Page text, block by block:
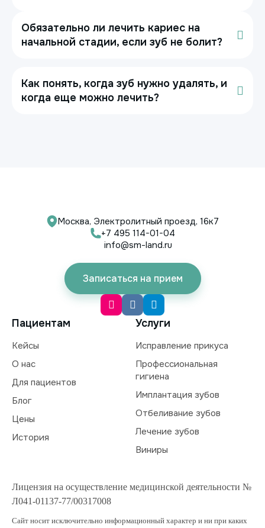
Обязательно ли лечить кариес на
начальной стадии, если зуб не болит?
Как понять, когда зуб нужно удалять, и
когда еще можно лечить?
Москва, Электролитный проезд, 16к7
+7 495 114-01-04
info@sm-land.ru
Записаться на прием
Пациентам
Кейсы
О нас
Для пациентов
Блог
Цены
История
Услуги
Исправление прикуса
Профессиональная
гигиена
Имплантация зубов
Отбеливание зубов
Лечение зубов
Виниры
Лицензия на осуществление медицинской деятельности №
Л041-01137-77/00317008
Сайт носит исключительно информационный характер и ни при каких